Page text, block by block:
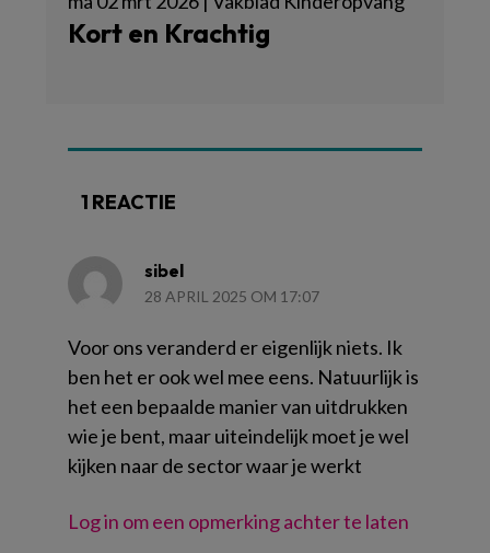
Kort en Krachtig
1 REACTIE
sibel
28 APRIL 2025 OM 17:07
Voor ons veranderd er eigenlijk niets. Ik
ben het er ook wel mee eens. Natuurlijk is
het een bepaalde manier van uitdrukken
wie je bent, maar uiteindelijk moet je wel
kijken naar de sector waar je werkt
Log in om een opmerking achter te laten